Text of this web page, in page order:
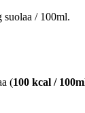
suolaa / 100ml.
(100 kcal /